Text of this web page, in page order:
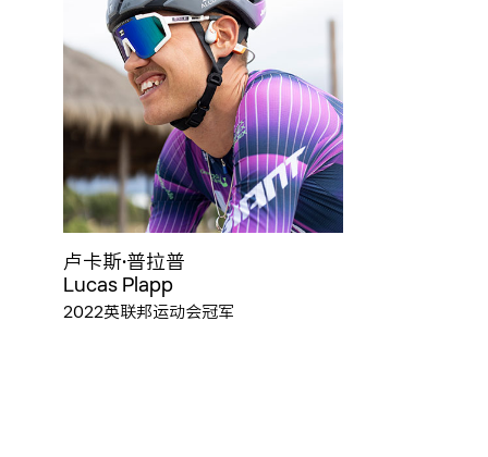
卢卡斯·普拉普
Lucas Plapp
2022英联邦运动会冠军